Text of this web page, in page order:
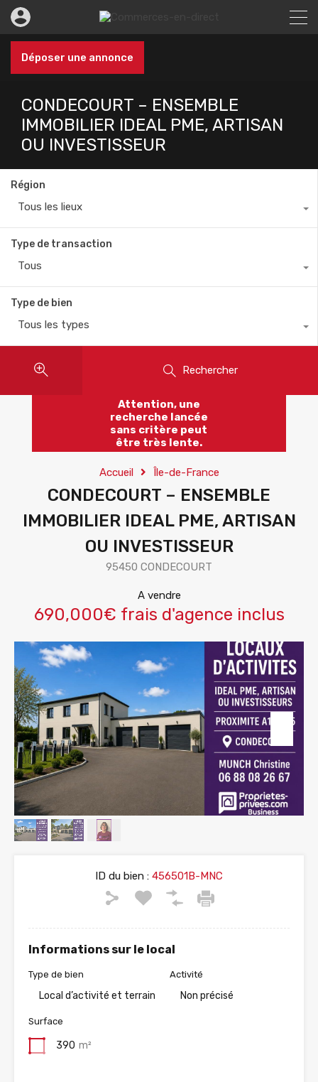
Déposer une annonce
CONDECOURT – ENSEMBLE
IMMOBILIER IDEAL PME, ARTISAN
OU INVESTISSEUR
Région
Tous les lieux
Type de transaction
Tous
Type de bien
Tous les types
Rechercher
Attention, une
recherche lancée
sans critère peut
être très lente.
Accueil Île-de-France
CONDECOURT – ENSEMBLE
IMMOBILIER IDEAL PME, ARTISAN
OU INVESTISSEUR
95450 CONDECOURT
A vendre
690,000€ frais d'agence inclus
ID du bien : 456501B-MNC
Informations sur le local
Type de bien
Local d’activité et terrain
Activité
Non précisé
Surface
390 m²